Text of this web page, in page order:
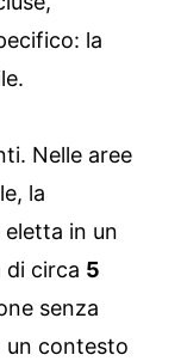
la
Nelle aree
la
in un
di circa 5
senza
un contesto